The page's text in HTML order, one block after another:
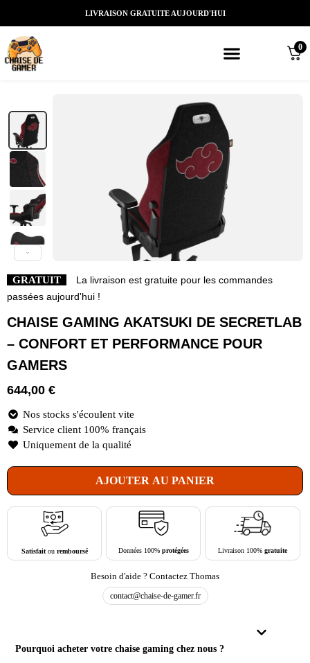
LIVRAISON GRATUITE AUJOURD'HUI
0
GRATUIT
La livraison est gratuite pour les commandes
passées aujourd'hui !
CHAISE GAMING AKATSUKI DE SECRETLAB
– CONFORT ET PERFORMANCE POUR
GAMERS
644,00 €
Nos stocks s'écoulent vite
Service client 100% français
Uniquement de la qualité
AJOUTER AU PANIER
Satisfaitou remboursé Données 100% protégées Livraison 100%gratuite
Besoin d'aide ? Contactez Thomas
contact@chaise-de-gamer.fr
Pourquoi acheter votre chaise gaming chez nous ?